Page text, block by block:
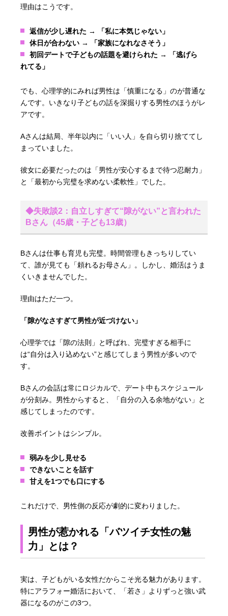
理由はこうです。
返信が少し遅れた → 「私に本気じゃない」
休日が合わない → 「家族になれなさそう」
初回デートで子どもの話題を避けられた → 「逃げら
れてる」
でも、心理学的にみれば男性は「慎重になる」のが普通な
んです。いきなり子どもの話を深掘りする男性のほうがレ
アです。
Aさんは結局、半年以内に「いい人」を自ら切り捨ててし
まっていました。
彼女に必要だったのは「男性が安心するまで待つ忍耐力」
と「最初から完璧を求めない柔軟性」でした。
◆失敗談2：自立しすぎて“隙がない”と言われた
Bさん（45歳・子ども13歳）
Bさんは仕事も育児も完璧。時間管理もきっちりしてい
て、誰が見ても「頼れるお母さん」。しかし、婚活はうま
くいきませんでした。
理由はただ一つ。
「隙がなさすぎて男性が近づけない」
心理学では「隙の法則」と呼ばれ、完璧すぎる相手に
は“自分は入り込めない”と感じてしまう男性が多いので
す。
Bさんの会話は常にロジカルで、デート中もスケジュール
が分刻み。男性からすると、「自分の入る余地がない」と
感じてしまったのです。
改善ポイントはシンプル。
弱みを少し見せる
できないことを話す
甘えを1つでも口にする
これだけで、男性側の反応が劇的に変わりました。
男性が惹かれる「バツイチ女性の魅
力」とは？
実は、子どもがいる女性だからこそ光る魅力があります。
特にアラフォー婚活において、「若さ」よりずっと強い武
器になるのがこの3つ。